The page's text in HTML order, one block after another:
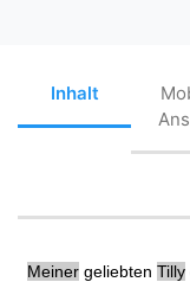
Inhalt
Meinergeliebten Tilly